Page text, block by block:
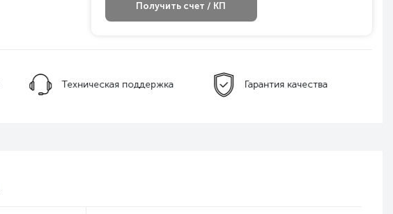
Получить счет / КП
Техническая поддержка Гарантия качества